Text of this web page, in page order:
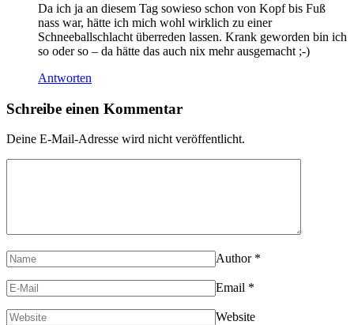
Da ich ja an diesem Tag sowieso schon von Kopf bis Fuß
nass war, hätte ich mich wohl wirklich zu einer
Schneeballschlacht überreden lassen. Krank geworden bin ich
so oder so – da hätte das auch nix mehr ausgemacht ;-)
Antworten
Schreibe einen Kommentar
Deine E-Mail-Adresse wird nicht veröffentlicht.
Author *
Email *
Website